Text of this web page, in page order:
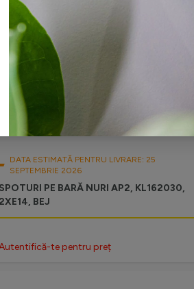
DATA ESTIMATĂ PENTRU LIVRARE: 25
SEPTEMBRIE 2026
SPOTURI PE BARĂ NURI AP2, KL162030,
2XE14, BEJ
te pentru preț